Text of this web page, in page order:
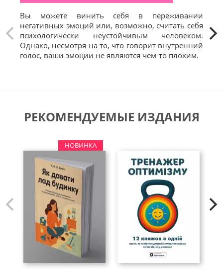
Вы можете винить себя в переживании
негативных эмоций или, возможно, считать себя
психологически неустойчивым человеком.
Однако, несмотря на то, что говорит внутренний
голос, ваши эмоции не являются чем-то плохим.
РЕКОМЕНДУЕМЫЕ ИЗДАНИЯ
НОВИНКА